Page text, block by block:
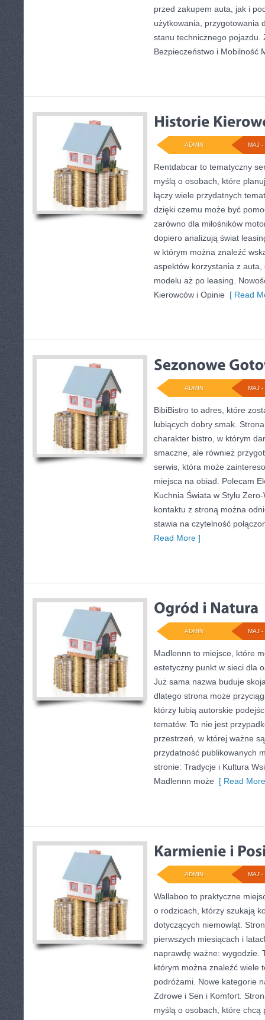
przed zakupem auta, jak i
użytkowania, przygotowania
stanu technicznego pojazdu.
Bezpieczeństwo i Mobilność
MAJ -
ADMIN
Rentdabcar to tematyczny
myślą o osobach, które
łączy wiele przydatnych
dzięki czemu może być
zarówno dla miłośników
dopiero analizują świat
w którym można znaleźć
aspektów korzystania z
modelu aż po leasing.
Kierowców i Opinie [ Read
MAJ -
ADMIN
BibiBistro to adres, które
lubiących dobry smak.
charakter bistro, w którym
smaczne, ale również
serwis, która może
miejsca na obiad. Polecam
Kuchnia Świata w Stylu
kontaktu z stroną można
stawia na czytelność
Read More ]
MAJ -
ADMIN
Madlennn to miejsce, które
estetyczny punkt w sieci dla
Już sama nazwa buduje
dlatego strona może
którzy lubią autorskie
tematów. To nie jest
przestrzeń, w której ważne
przydatność publikowanych
stronie: Tradycje i Kultura
Madlennn może [ Read
MAJ -
ADMIN
Wallaboo to praktyczne
o rodzicach, którzy szukają
dotyczących niemowląt.
pierwszych miesiącach i
naprawdę ważne: wygodzie.
którym można znaleźć wiele
podróżami. Nowe kategorie
Zdrowe i Sen i Komfort.
myślą o osobach, które chcą